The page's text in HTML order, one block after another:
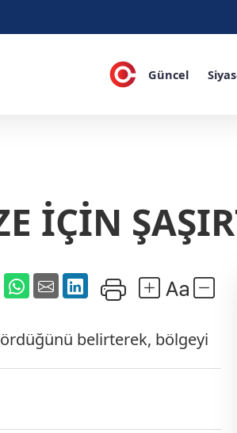
Güncel
İÇİN
belirterek, bölgeyi